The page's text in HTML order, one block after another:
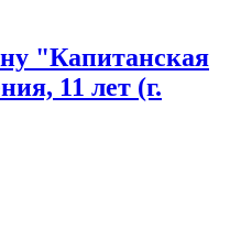
"Капитанская
11 лет (г.